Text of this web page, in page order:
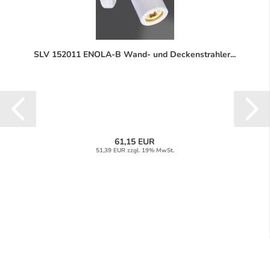
SLV 152011 ENOLA-B Wand- und Deckenstrahler...
61,15 EUR
51,39 EUR zzgl. 19% MwSt.